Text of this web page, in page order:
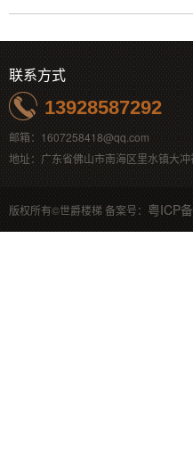
联系方式
13928587292
邮箱：1607258418@qq.com
地址：广东省佛山市南海区里水镇大
版权所有©世爵楼梯 备案号： 粤ICP